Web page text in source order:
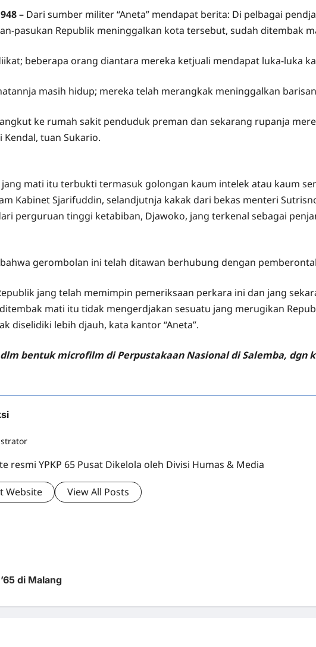
– Dari sumber militer “Aneta” mendapat berita: Di pelbagai
pasukan Republik meninggalkan kota tersebut, sudah ditembak
beberapa orang diantara mereka ketjuali mendapat luka-luka
masih hidup; mereka telah merangkak meninggalkan
ke rumah sakit penduduk preman dan sekarang rupanja
tuan Sukario.
mati itu terbukti termasuk golongan kaum intelek atau kaum
Kabinet Sjarifuddin, selandjutnja kakak dari bekas menteri
perguruan tinggi ketabiban, Djawoko, jang terkenal sebagai
gerombolan ini telah ditawan berhubung dengan
jang telah memimpin pemeriksaan perkara ini dan jang
mati itu tidak mengerdjakan sesuatu jang merugikan
diselidiki lebih djauh, kata kantor “Aneta”.
bentuk microfilm di Perpustakaan Nasional di Salemba, dgn
resmi YPKP 65 Pusat Dikelola oleh Divisi Humas & Media
Website View All Posts
di Malang